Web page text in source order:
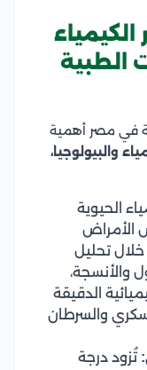
الطبية
في مصر أهمية
والبيولوجيا،
الحيوية
الأمراض
خلال تحليل
والأنسجة،
الدقيقة
والسرطان
تُزود درجة